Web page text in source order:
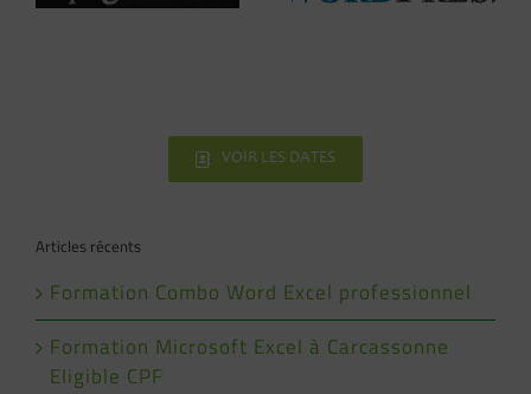
VOIR LES DATES
Articles récents
Formation Combo Word Excel professionnel
Formation Microsoft Excel à Carcassonne
Eligible CPF